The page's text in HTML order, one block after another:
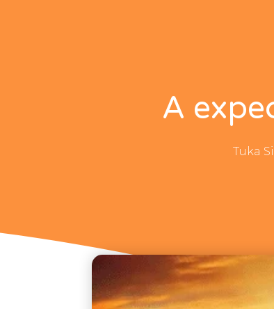
A
Tuka